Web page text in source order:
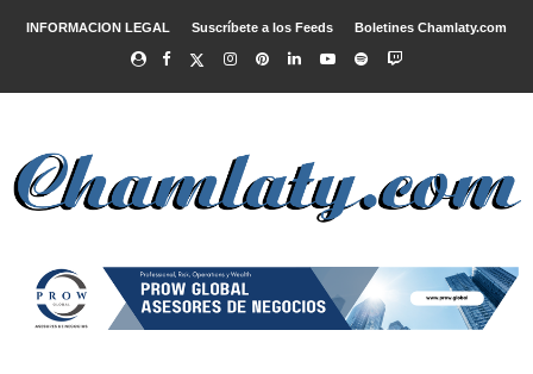
INFORMACION LEGAL Suscríbete a los Feeds Boletines Chamlaty.com